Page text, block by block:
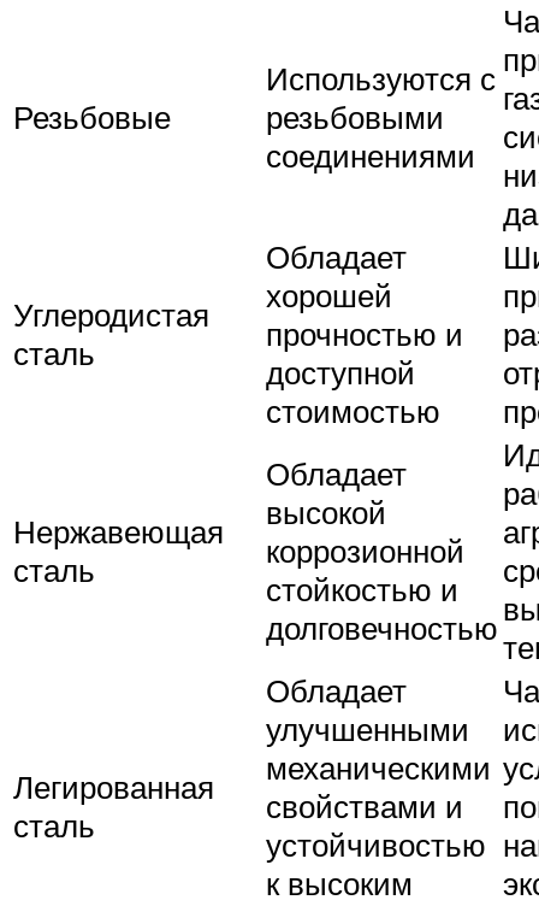
Резьбовые
Используются с
резьбовыми
соединениями
Углеродистая
сталь
Обладает
хорошей
прочностью и
доступной
стоимостью
Нержавеющая
сталь
Обладает
высокой
коррозионной
стойкостью и
долговечностью
Легированная
сталь
Обладает
улучшенными
механическими
свойствами и
устойчивостью
к высоким